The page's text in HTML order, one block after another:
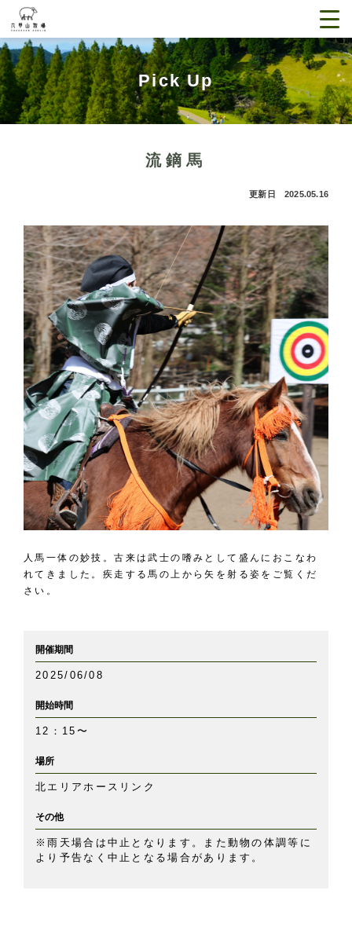
Pick Up
流鏑馬
更新日 2025.05.16
人馬一体の妙技。古来は武士の嗜みとして盛んにおこなわ
れてきました。疾走する馬の上から矢を射る姿をご覧くだ
さい。
開催期間
2025/06/08
開始時間
12：15〜
場所
北エリアホースリンク
その他
※雨天場合は中止となります。また動物の体調等に
より予告なく中止となる場合があります。